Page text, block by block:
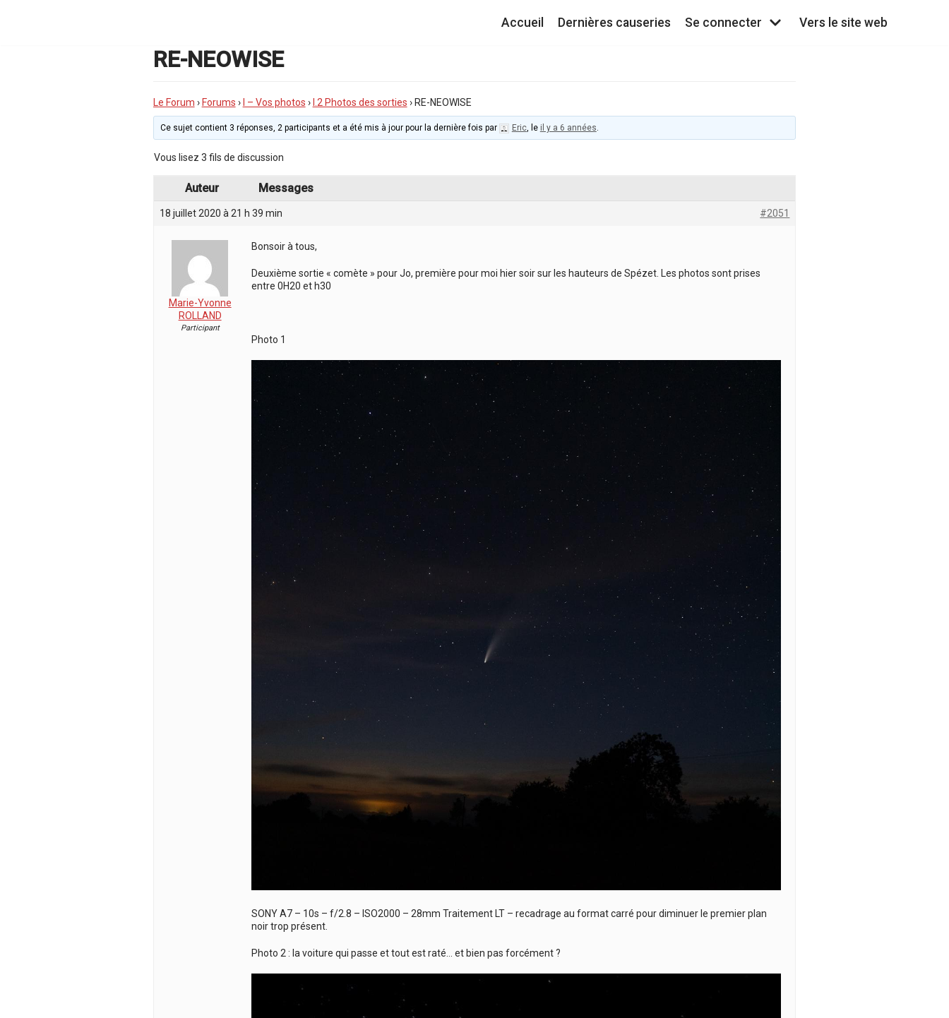
Accueil Dernières causeries Se connecter Vers le site web
RE-NEOWISE
Le Forum › Forums › I – Vos photos › I.2 Photos des sorties › RE-NEOWISE
Ce sujet contient 3 réponses, 2 participants et a été mis à jour pour la dernière fois par Eric, le il y a 6 années.
Vous lisez 3 fils de discussion
Auteur Messages
18 juillet 2020 à 21 h 39 min #2051
Marie-Yvonne
ROLLAND
Participant
Bonsoir à tous,
Deuxième sortie « comète » pour Jo, première pour moi hier soir sur les hauteurs de Spézet. Les photos sont prises
entre 0H20 et h30
Photo 1
SONY A7 – 10s – f/2.8 – ISO2000 – 28mm Traitement LT – recadrage au format carré pour diminuer le premier plan
noir trop présent.
Photo 2 : la voiture qui passe et tout est raté… et bien pas forcément ?